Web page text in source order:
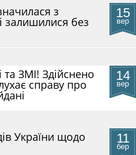
15
вер
з
залишилися без
14
вер
ЗМІ! Здійснено
справу про
11
бер
України щодо